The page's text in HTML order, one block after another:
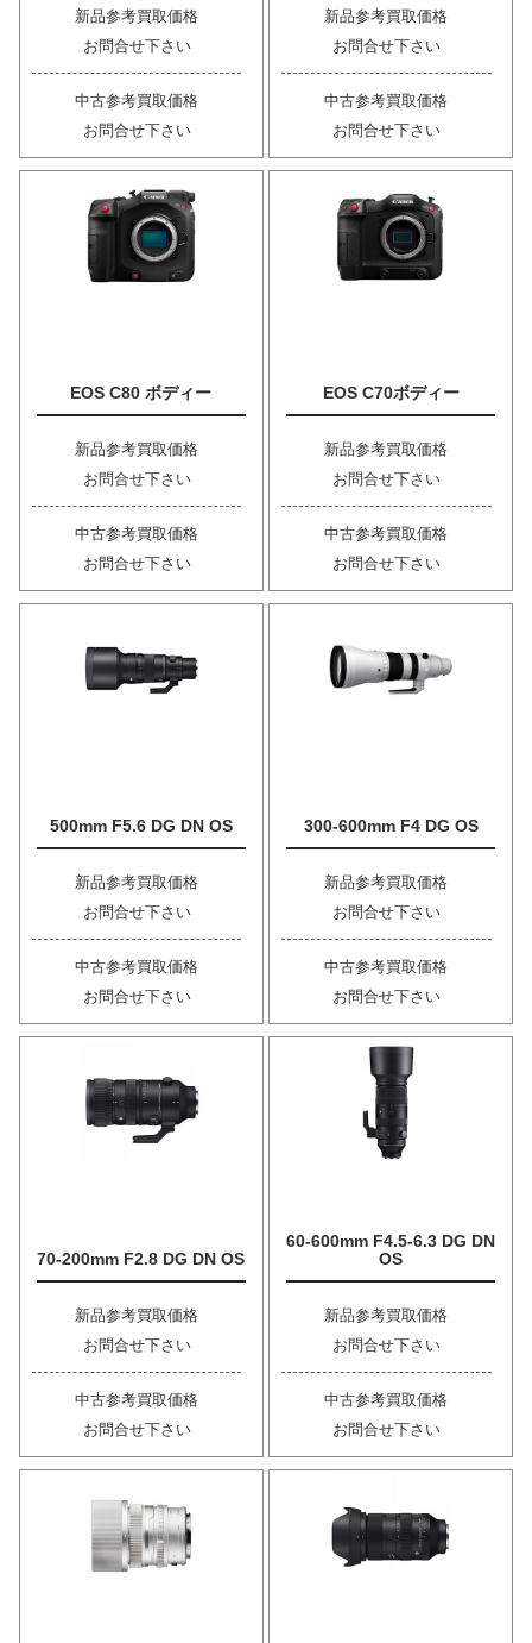
新品参考買取価格
お問合せ下さい
中古参考買取価格
お問合せ下さい
新品参考買取価格
お問合せ下さい
中古参考買取価格
お問合せ下さい
EOS C80 ボディー
新品参考買取価格
お問合せ下さい
中古参考買取価格
お問合せ下さい
EOS C70ボディー
新品参考買取価格
お問合せ下さい
中古参考買取価格
お問合せ下さい
500mm F5.6 DG DN OS
新品参考買取価格
お問合せ下さい
中古参考買取価格
お問合せ下さい
300-600mm F4 DG OS
新品参考買取価格
お問合せ下さい
中古参考買取価格
お問合せ下さい
70-200mm F2.8 DG DN OS
新品参考買取価格
お問合せ下さい
中古参考買取価格
お問合せ下さい
60-600mm F4.5-6.3 DG DN
OS
新品参考買取価格
お問合せ下さい
中古参考買取価格
お問合せ下さい